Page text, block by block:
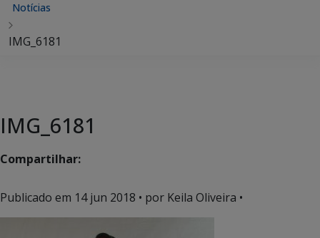
Notícias
IMG_6181
IMG_6181
Compartilhar:
Publicado em 14 jun 2018 • por Keila Oliveira •